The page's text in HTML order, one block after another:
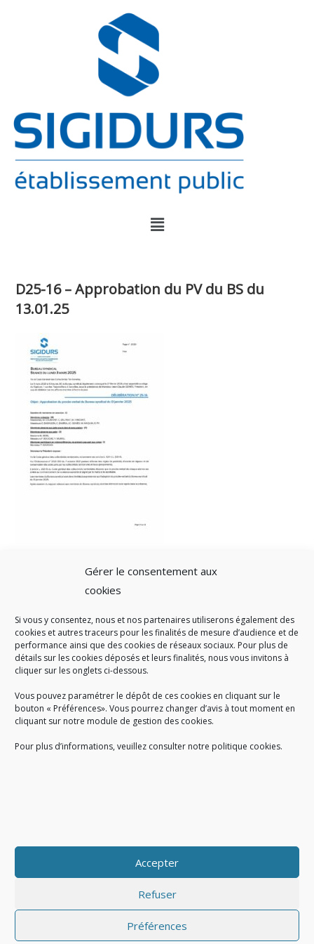
Gérer le consentement aux
cookies
Si vous y consentez, nous et nos partenaires utiliserons également des
cookies et autres traceurs pour les finalités de mesure d’audience et de
performance ainsi que des cookies de réseaux sociaux. Pour plus de
détails sur les cookies déposés et leurs finalités, nous vous invitons à
cliquer sur les onglets ci-dessous.
Vous pouvez paramétrer le dépôt de ces cookies en cliquant sur le
bouton « Préférences». Vous pourrez changer d’avis à tout moment en
cliquant sur notre module de gestion des cookies.
Pour plus d’informations, veuillez consulter notre politique cookies.
Accepter
Refuser
Préférences
D25-16 – Approbation du PV du BS du
13.01.25
A SAVOIR
Créé en 1978, le Sigidurs est un établissement public quiexerce
des missions de service public : la prévention, la collecte et la
valorisation des déchets ménagers et assimilés produits par son
territoire.
Accueil du public :
Gestion des cookies|